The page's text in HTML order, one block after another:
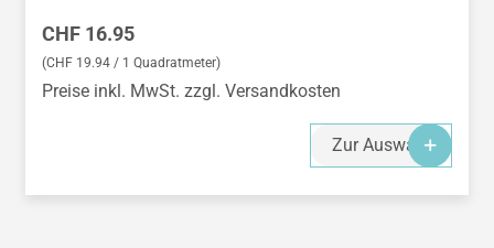
Regulärer Preis:
CHF 16.95
(CHF 19.94 / 1 Quadratmeter)
Preise inkl. MwSt. zzgl. Versandkosten
Zur Auswahl